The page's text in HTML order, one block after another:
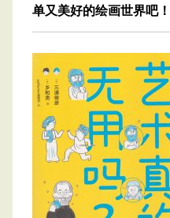
单又美好的绘画世界吧！